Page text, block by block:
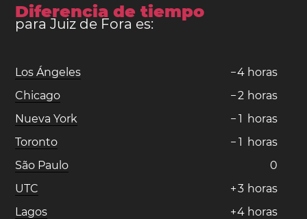
Diferencia de tiempo
para Juiz de Fora es:
Los Ángeles −4 horas
Chicago
−2 horas
Nueva York
− 1 horas
Toronto
− 1 horas
São Paulo
0
UTC
+3 horas
Lagos
+4 horas